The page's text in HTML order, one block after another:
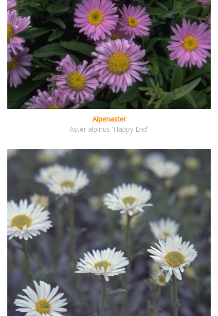
Alpenaster
Aster alpinus 'Happy End'